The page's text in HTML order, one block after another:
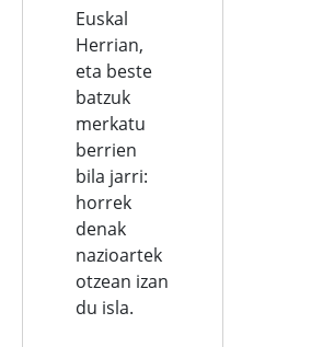
Euskal
Herrian,
eta beste
batzuk
merkatu
berrien
bila jarri:
horrek
denak
nazioartek
otzean izan
du isla.